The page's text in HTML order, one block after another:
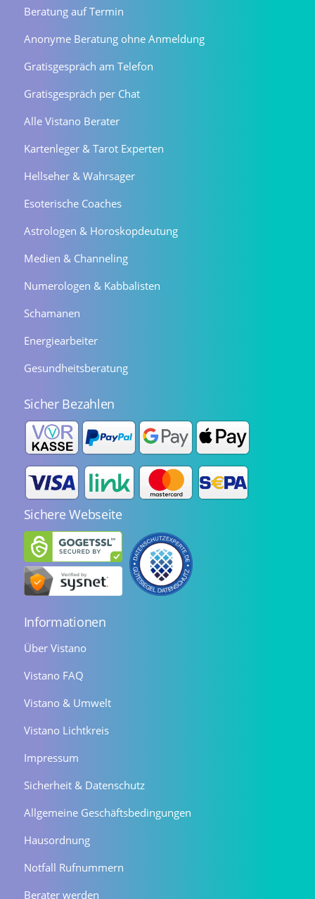
Beratung auf Termin
Anonyme Beratung ohne Anmeldung
Gratisgespräch am Telefon
Gratisgespräch per Chat
Alle Vistano Berater
Kartenleger & Tarot Experten
Hellseher & Wahrsager
Esoterische Coaches
Astrologen & Horoskopdeutung
Medien & Channeling
Numerologen & Kabbalisten
Schamanen
Energiearbeiter
Gesundheitsberatung
Sicher Bezahlen
Sichere Webseite
Informationen
Über Vistano
Vistano FAQ
Vistano & Umwelt
Vistano Lichtkreis
Impressum
Sicherheit & Datenschutz
Allgemeine Geschäftsbedingungen
Hausordnung
Notfall Rufnummern
Berater werden